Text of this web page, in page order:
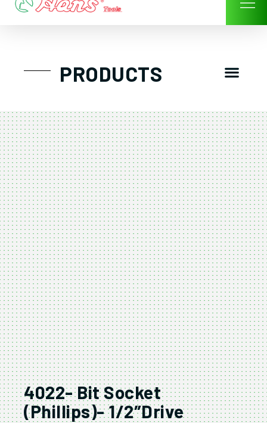
Skip
PRODUCTS
4022- Bit Socket
(Phillips)- 1/2″Drive